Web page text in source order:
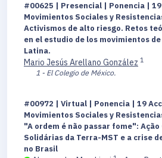
#00625 | Presencial | Ponencia |
Movimientos Sociales y
Activismos de alto riesgo. Retos
en el estudio de los movimientos
Latina.
Mario Jesús Arellano González 1
1 - El Colegio de México.
#00972 | Virtual | Ponencia | 19
Movimientos Sociales y
"A ordem é não passar fome":
Solidárias da Terra-MST e a crise
no Brasil